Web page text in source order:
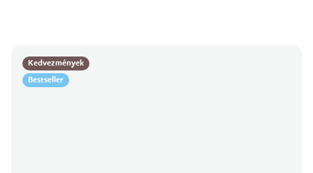
Kedvezmények
Bestseller